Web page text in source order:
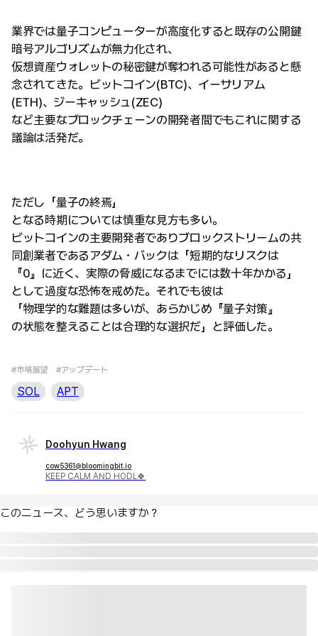
業界では量子コンピューターが高度化すると既存の公開鍵
暗号アルゴリズムが無力化され、
仮想資産ウォレットの秘密鍵が奪われる可能性があると懸
念されてきた。ビットコイン(BTC)、イーサリアム
(ETH)、ジーキャッシュ(ZEC)
など主要なブロックチェーンの開発者間でもこれに関する
議論は活発だ。
ただし「量子の終焉」
となる時期については慎重な見方も多い。
ビットコインの主要開発者でありブロックストリームの共
同創業者であるアダム・バックは「短期的なリスクは
『0』に近く、実際の脅威になるまでには数十年かかる」
として過度な恐怖を戒めた。それでも彼は
「物理学的な難題は多いが、あらかじめ『量子対策』
の状態を整えることは合理的な選択だ」と評価した。
#市場展望 #アップデート
SOL APT
Doohyun Hwang
cow5361@bloomingbit.io
KEEP CALM AND HODL🍀
このニュース、どう思いますか？